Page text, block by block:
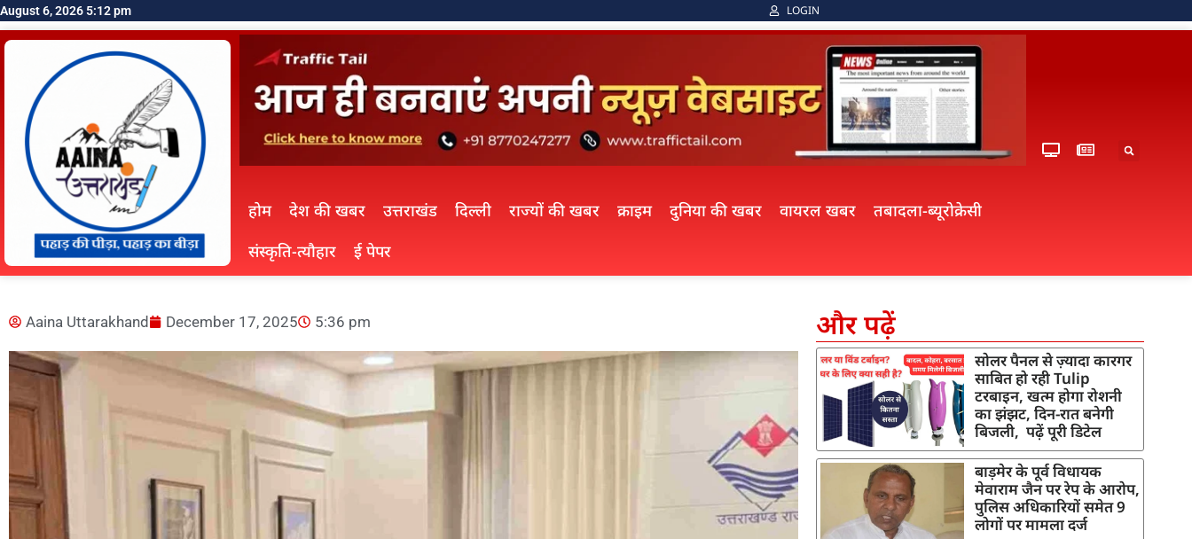
August 6, 2026 5:12 pm LOGIN
होम देश की खबर उत्तराखंड दिल्ली राज्यों की खबर क्राइम दुनिया की खबर वायरल खबर
तबादला-ब्यूरोक्रेसी
संस्कृति-त्यौहार
ई पेपर
Aaina Uttarakhand December 17, 2025 5:36 pm और पढ़ें
सोलर पैनल से ज़्यादा कारगर
साबित हो रही Tulip
टरबाइन, खत्म होगा रोशनी
का झंझट, दिन-रात बनेगी
बिजली, पढ़ें पूरी डिटेल
बाड़मेर के पूर्व विधायक
मेवाराम जैन पर रेप के आरोप,
पुलिस अधिकारियों समेत 9
लोगों पर मामला दर्ज